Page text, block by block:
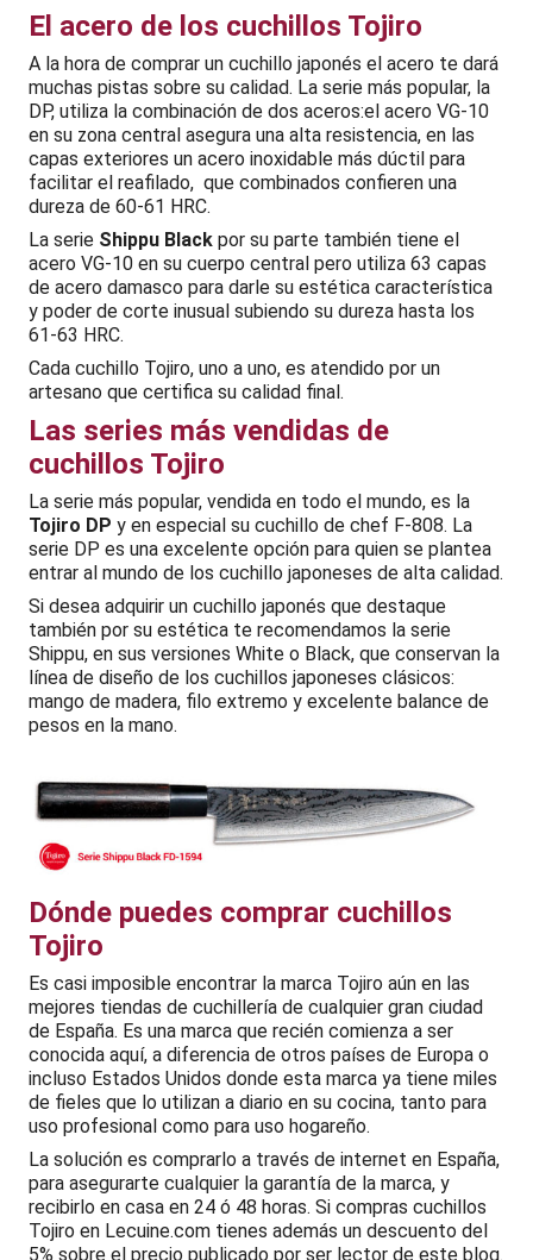
El acero de los cuchillos Tojiro
A la hora de comprar un cuchillo japonés el acero te dará
muchas pistas sobre su calidad. La serie más popular, la
DP, utiliza la combinación de dos aceros:el acero VG-10
en su zona central asegura una alta resistencia, en las
capas exteriores un acero inoxidable más dúctil para
facilitar el reafilado, que combinados confieren una
dureza de 60-61 HRC.
La serie Shippu Black por su parte también tiene el
acero VG-10 en su cuerpo central pero utiliza 63 capas
de acero damasco para darle su estética característica
y poder de corte inusual subiendo su dureza hasta los
61-63 HRC.
Cada cuchillo Tojiro, uno a uno, es atendido por un
artesano que certifica su calidad final.
Las series más vendidas de
cuchillos Tojiro
La serie más popular, vendida en todo el mundo, es la
Tojiro DP y en especial su cuchillo de chef F-808. La
serie DP es una excelente opción para quien se plantea
entrar al mundo de los cuchillo japoneses de alta calidad.
Si desea adquirir un cuchillo japonés que destaque
también por su estética te recomendamos la serie
Shippu, en sus versiones White o Black, que conservan la
línea de diseño de los cuchillos japoneses clásicos:
mango de madera, filo extremo y excelente balance de
pesos en la mano.
Dónde puedes comprar cuchillos
Tojiro
Es casi imposible encontrar la marca Tojiro aún en las
mejores tiendas de cuchillería de cualquier gran ciudad
de España. Es una marca que recién comienza a ser
conocida aquí, a diferencia de otros países de Europa o
incluso Estados Unidos donde esta marca ya tiene miles
de fieles que lo utilizan a diario en su cocina, tanto para
uso profesional como para uso hogareño.
La solución es comprarlo a través de internet en España,
para asegurarte cualquier la garantía de la marca, y
recibirlo en casa en 24 ó 48 horas. Si compras cuchillos
Tojiro en Lecuine.com tienes además un descuento del
5% sobre el precio publicado por ser lector de este blog.